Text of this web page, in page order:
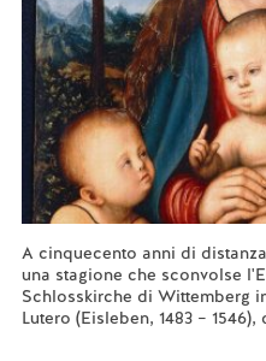
A cinquecento anni di
una stagione che sconvolse
Schlosskirche di Wittemberg
Lutero (Eisleben, 1483 –